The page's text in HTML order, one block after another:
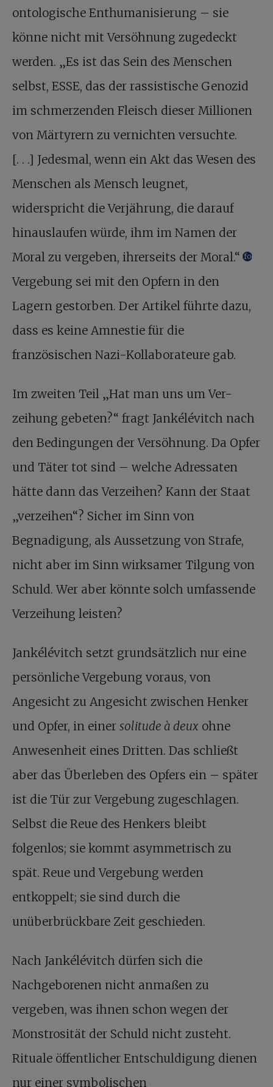
ontologische Enthumanisierung – sie
könne nicht mit Versöhnung zugedeckt
werden. „Es ist das Sein des Menschen
selbst, ESSE, das der rassistische Genozid
im schmerzenden Fleisch dieser Millionen
von Märtyrern zu vernichten versuchte.
[. . .] Jedesmal, wenn ein Akt das Wesen des
Menschen als Mensch leugnet,
widerspricht die Verjährung, die darauf
hinauslaufen würde, ihm im Namen der
Moral zu vergeben, ihrerseits der Moral.“ footnote
Vergebung sei mit den Opfern in den
Lagern gestorben. Der Artikel führte dazu,
dass es keine Amnestie für die
französischen Nazi-Kollaborateure gab.
Im zweiten Teil „Hat man uns um Ver-
zeihung gebeten?“ fragt Jankélévitch nach
den Bedingungen der Versöhnung. Da Opfer
und Täter tot sind – welche Adressaten
hätte dann das Verzeihen? Kann der Staat
„verzeihen“? Sicher im Sinn von
Begnadigung, als Aussetzung von Strafe,
nicht aber im Sinn wirksamer Tilgung von
Schuld. Wer aber könnte solch umfassende
Verzeihung leisten?
Jankélévitch setzt grundsätzlich nur eine
persönliche Vergebung voraus, von
Angesicht zu Angesicht zwischen Henker
und Opfer, in einer solitude à deux ohne
Anwesenheit eines Dritten. Das schließt
aber das Überleben des Opfers ein – später
ist die Tür zur Vergebung zugeschlagen.
Selbst die Reue des Henkers bleibt
folgenlos; sie kommt asymmetrisch zu
spät. Reue und Vergebung werden
entkoppelt; sie sind durch die
unüberbrückbare Zeit geschieden.
Nach Jankélévitch dürfen sich die
Nachgeborenen nicht anmaßen zu
vergeben, was ihnen schon wegen der
Monstrosität der Schuld nicht zusteht.
Rituale öffentlicher Entschuldigung dienen
nur einer symbolischen